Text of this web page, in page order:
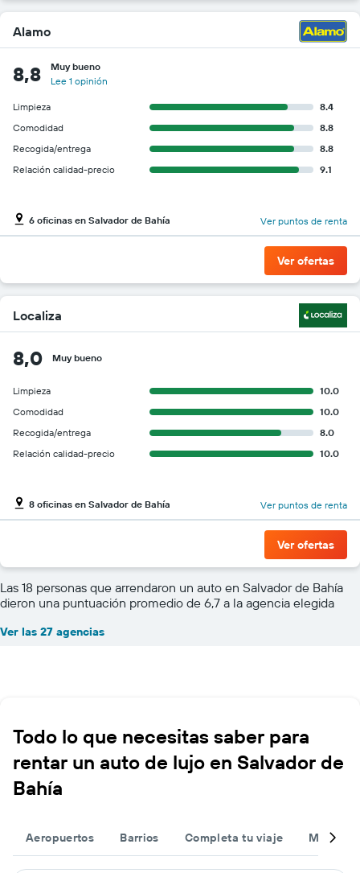
Alamo
8,8
Muy bueno
Lee 1 opinión
Limpieza
8.4
Comodidad
8.8
Recogida/entrega
8.8
Relación calidad-precio
9.1
6 oficinas en Salvador de Bahía Ver puntos de renta
Ver ofertas
Localiza
8,0 Muy bueno
Limpieza
10.0
Comodidad
10.0
Recogida/entrega
8.0
Relación calidad-precio
10.0
8 oficinas en Salvador de Bahía Ver puntos de renta
Ver ofertas
Las 18 personas que arrendaron un auto en Salvador de Bahía
dieron una puntuación promedio de 6,7 a la agencia elegida
Ver las 27 agencias
Todo lo que necesitas saber para
rentar un auto de lujo en Salvador de
Bahía
Aeropuertos Barrios Completa tu viaje Muchas